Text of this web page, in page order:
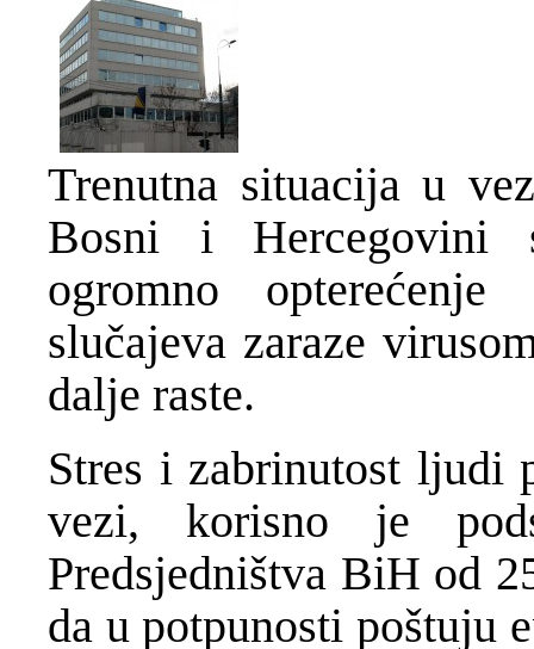
Trenutna situacija u
Bosni i Hercegovini
ogromno
slučajeva zaraze
dalje raste.
Stres i zabrinutost ljudi
vezi, korisno je
Predsjedništva BiH od
da u potpunosti poštuju